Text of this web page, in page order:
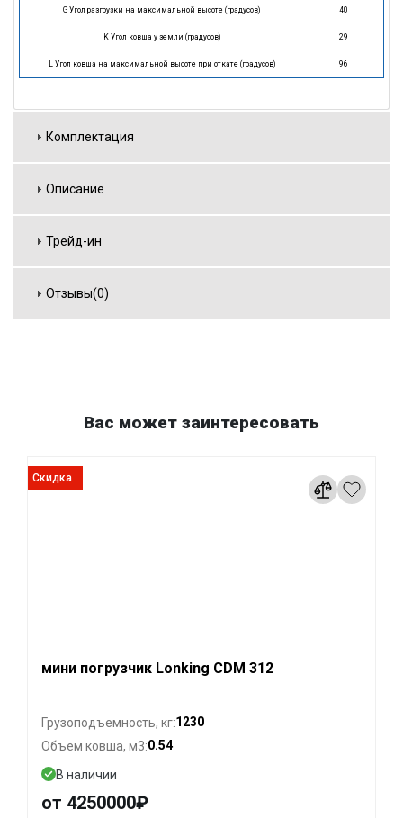
G Угол разгрузки на максимальной высоте (градусов) 40
K Угол ковша у земли (градусов) 29
L Угол ковша на максимальной высоте при откате (градусов) 96
Комплектация
Описание
Трейд-ин
Отзывы(0)
Вас может заинтересовать
Скидка
мини погрузчик Lonking CDM 312
Грузоподъемность, кг:1230
Объем ковша, м3:0.54
В наличии
от 4250000₽